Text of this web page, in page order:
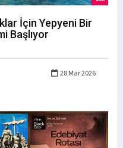
İçin Yepyeni Bir
Başlıyor
28 Mar 2026